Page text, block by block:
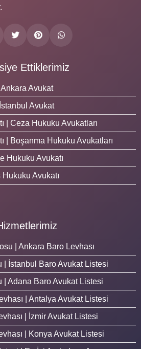
Ettiklerimiz
Ankara Avukat
İstanbul Avukat
| Ceza Hukuku Avukatları
| Boşanma Hukuku Avukatları
Hukuku Avukatı
Hukuku Avukatı
| Ankara Baro Levhası
| İstanbul Baro Avukat Listesi
| Adana Baro Avukat Listesi
| Antalya Avukat Listesi
| İzmir Avukat Listesi
| Konya Avukat Listesi